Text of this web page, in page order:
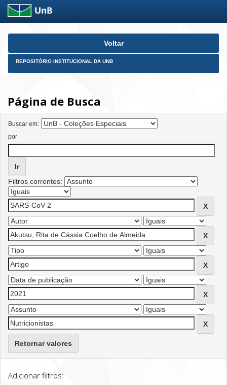
Skip
Voltar
REPOSITÓRIO INSTITUCIONAL DA UNB
Página de Busca
Buscar em:
por
Filtros correntes:
Retornar valores
Adicionar filtros: